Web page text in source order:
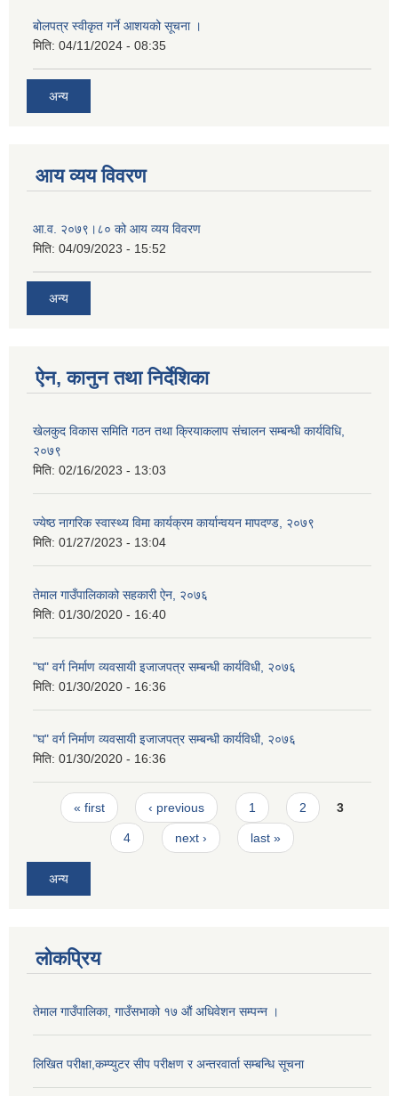
बोलपत्र स्वीकृत गर्ने आशयको सूचना ।
मिति: 04/11/2024 - 08:35
अन्य
आय व्यय विवरण
आ.व. २०७९।८० को आय व्यय विवरण
मिति: 04/09/2023 - 15:52
अन्य
ऐन, कानुन तथा निर्देशिका
खेलकुद विकास समिति गठन तथा क्रियाकलाप संचालन सम्बन्धी कार्यविधि,
२०७९
मिति: 02/16/2023 - 13:03
ज्येष्ठ नागरिक स्वास्थ्य विमा कार्यक्रम कार्यान्वयन मापदण्ड, २०७९
मिति: 01/27/2023 - 13:04
तेमाल गाउँपालिकाको सहकारी ऐन, २०७६
मिति: 01/30/2020 - 16:40
"घ" वर्ग निर्माण व्यवसायी इजाजपत्र सम्बन्धी कार्यविधी, २०७६
मिति: 01/30/2020 - 16:36
"घ" वर्ग निर्माण व्यवसायी इजाजपत्र सम्बन्धी कार्यविधी, २०७६
मिति: 01/30/2020 - 16:36
Pages
« first ‹ previous 1 2 3
4 next › last »
अन्य
लोकप्रिय
तेमाल गाउँपालिका, गाउँसभाको १७ ‌औं अधिवेशन सम्पन्न ।
लिखित परीक्षा,कम्प्युटर सीप परीक्षण र अन्तरवार्ता सम्बन्धि सूचना